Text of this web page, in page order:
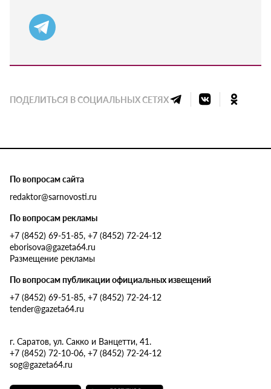
ПОДЕЛИТЬСЯ В СОЦИАЛЬНЫХ СЕТЯХ
По вопросам сайта
redaktor@sarnovosti.ru
По вопросам рекламы
+7 (8452) 69-51-85, +7 (8452) 72-24-12
eborisova@gazeta64.ru
Размещение рекламы
По вопросам публикации официальных извещений
+7 (8452) 69-51-85, +7 (8452) 72-24-12
tender@gazeta64.ru
г. Саратов, ул. Сакко и Ванцетти, 41.
+7 (8452) 72-10-06, +7 (8452) 72-24-12
sog@gazeta64.ru